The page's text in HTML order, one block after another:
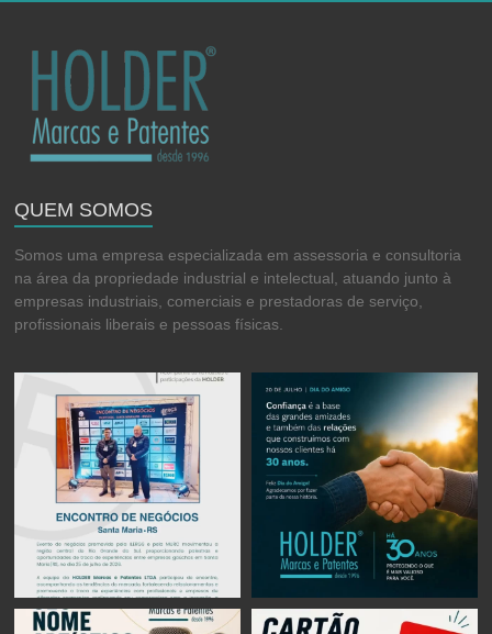
QUEM SOMOS
Somos uma empresa especializada em assessoria e consultoria
na área da propriedade industrial e intelectual, atuando junto à
empresas industriais, comerciais e prestadoras de serviço,
profissionais liberais e pessoas físicas.